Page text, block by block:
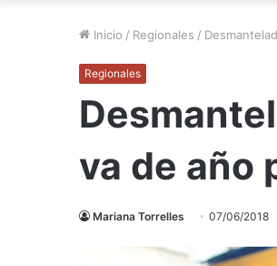
Inicio / Regionales /
Regionales
va de año
Mariana Torrelles 07/06/2018